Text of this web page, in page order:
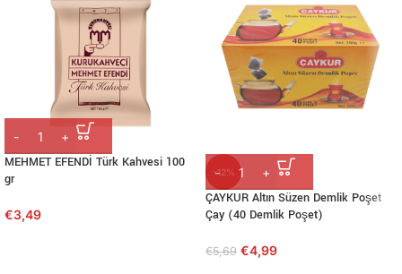
MEHMET EFENDİ Türk Kahvesi 100
gr
€3,49
-12%
ÇAYKUR Altın Süzen Demlik Poşet
Çay (40 Demlik Poşet)
€5,69 €4,99